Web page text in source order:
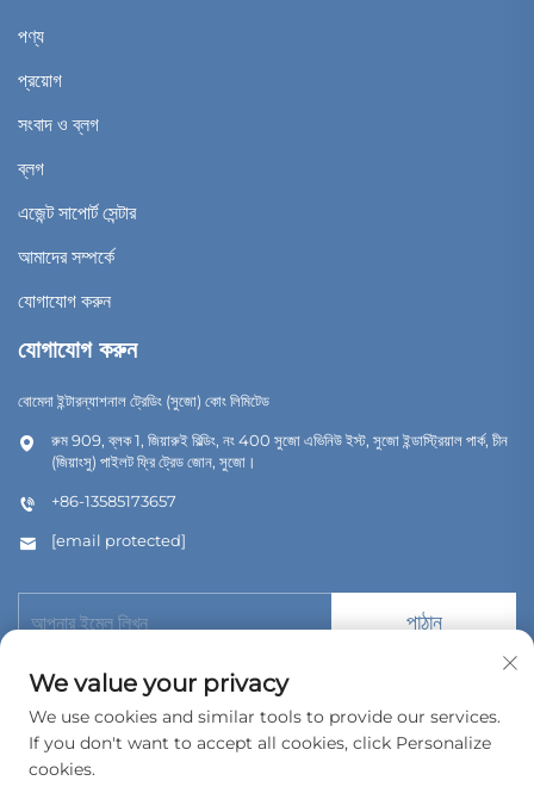
পণ্য
প্রয়োগ
সংবাদ ও ব্লগ
ব্লগ
এজেন্ট সাপোর্ট সেন্টার
আমাদের সম্পর্কে
যোগাযোগ করুন
যোগাযোগ করুন
বোমেদা ইন্টারন্যাশনাল ট্রেডিং (সুজো) কোং লিমিটেড
রুম 909, ব্লক 1, জিয়ারুই বিল্ডিং, নং 400 সুজো এভিনিউ ইস্ট, সুজো ইন্ডাস্ট্রিয়াল পার্ক, চীন
(জিয়াংসু) পাইলট ফ্রি ট্রেড জোন, সুজো।
+86-13585173657
[email protected]
পাঠান
কপিরাইট © 2026 বোমেদা ইন্টারন্যাশনাল ট্রেডিং (সুজৌ) কোং, লিমিটেড। সর্বস্বত্ব সংরক্ষিত।
We value your privacy
We use cookies and similar tools to provide our services.
If you don't want to accept all cookies, click Personalize
cookies.